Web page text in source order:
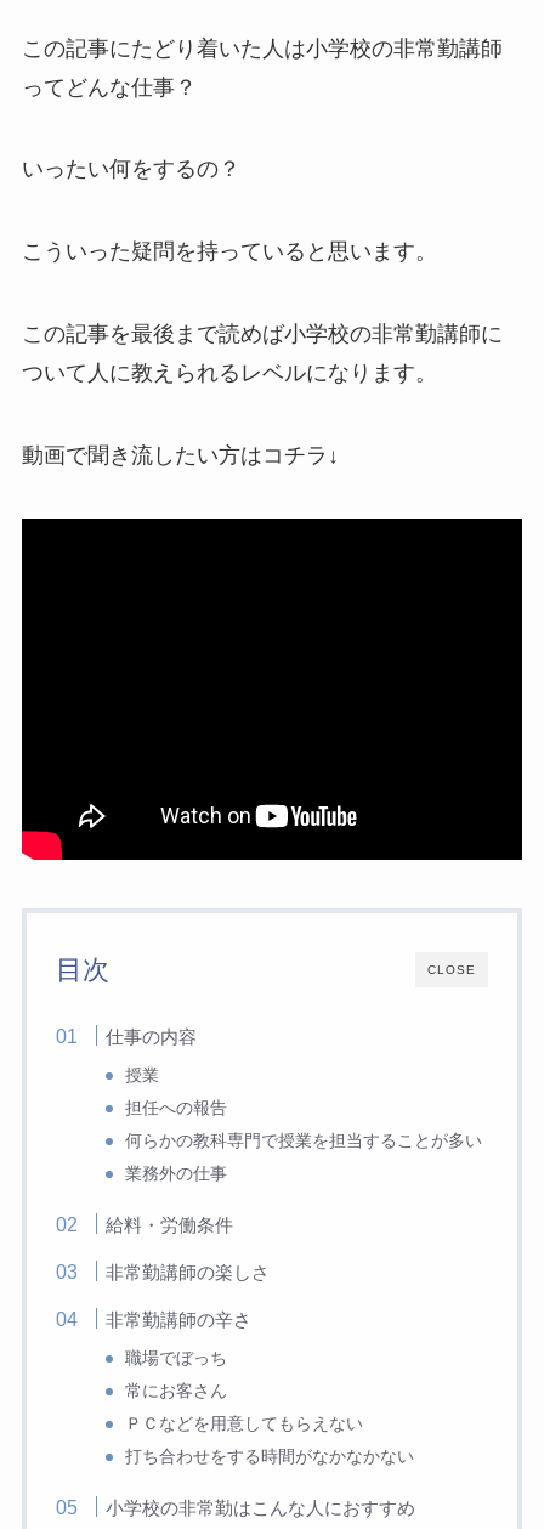
この記事にたどり着いた人は小学校の非常勤講師
ってどんな仕事？
いったい何をするの？
こういった疑問を持っていると思います。
この記事を最後まで読めば小学校の非常勤講師に
ついて人に教えられるレベルになります。
動画で聞き流したい方はコチラ↓
CLOSE
目次
仕事の内容
授業
担任への報告
何らかの教科専門で授業を担当することが多い
業務外の仕事
給料・労働条件
非常勤講師の楽しさ
非常勤講師の辛さ
職場でぼっち
常にお客さん
ＰＣなどを用意してもらえない
打ち合わせをする時間がなかなかない
小学校の非常勤はこんな人におすすめ